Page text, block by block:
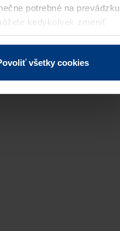
potrebné na prevádzku
kedykoľvek zmeniť
webovej stránky.
všetky cookies